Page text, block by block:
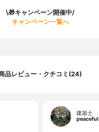
\🎁キャンペーン開催中/
キャンペーン一覧へ
品レビュー・クチコミ(24)
建築士
peaceful